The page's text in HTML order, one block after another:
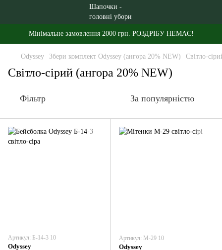
Мінімальне замовлення 2000 грн. РОЗДРІБУ НЕМАЄ!
Odyssey Збери комплект Odyssey (ангора 20% NEW) Світло-
Світло-сірий (ангора 20% NEW)
Фільтр За популярністю
Артикул: Б-14-3 10
Odyssey
Артикул: М-29 10
Odyssey